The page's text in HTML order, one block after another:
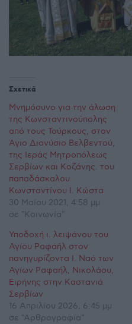
Σχετικά
Μνημόσυνο για την άλωση
της Κωνσταντινούπολης
από τους Τούρκους, στον
Άγιο Διονύσιο Βελβεντού,
της Ιεράς Μητροπόλεως
Σερβίων και Κοζάνης. του
παπαδάσκαλου
Κωνσταντίνου Ι. Κώστα
30 Μαΐου 2021, 4:58 μμ
σε "Κοινωνία"
Υποδοχή ι. λειψάνου του
Αγίου Ραφαήλ στον
πανηγυρίζοντα Ι. Ναό των
Αγίων Ραφαήλ, Νικολάου,
Ειρήνης στην Καστανιά
Σερβίων
16 Απριλίου 2026, 6:45 μμ
σε "Αρθρογραφία"